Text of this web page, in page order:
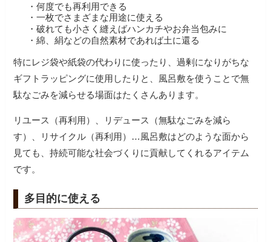
・何度でも再利用できる
・一枚でさまざまな用途に使える
・破れても小さく縫えばハンカチやお弁当包みに
・綿、絹などの自然素材であれば土に還る
特にレジ袋や紙袋の代わりに使ったり、過剰になりがちな
ギフトラッピングに使用したりと、風呂敷を使うことで無
駄なごみを減らせる場面はたくさんあります。
リユース（再利用）、リデュース（無駄なごみを減ら
す）、リサイクル（再利用）…風呂敷はどのような面から
見ても、持続可能な社会づくりに貢献してくれるアイテム
です。
多目的に使える